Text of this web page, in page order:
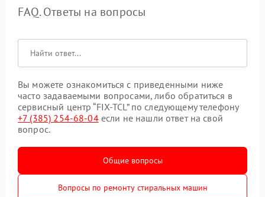
FAQ. Ответы на вопросы
Вы можете ознакомиться с приведенными ниже
часто задаваемыми вопросами, либо обратиться в
сервисный центр “FIX-TCL” по следующему телефону
+7 (385) 254-68-04если не нашли ответ на свой
вопрос.
Общие вопросы
Вопросы по ремонту стиральных машин